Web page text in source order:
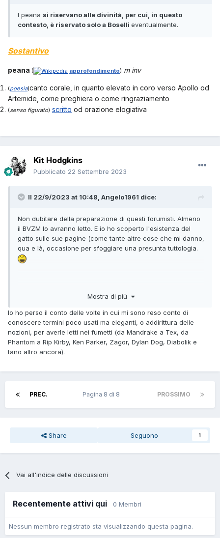
I peana si riservano alle divinità, per cui, in questo
contesto, è riservato solo a Boselli eventualmente.
Sostantivo
peana ( approfondimento) m inv
(poesia)canto corale, in quanto elevato in coro verso Apollo od
Artemide, come preghiera o come ringraziamento
(senso figurato) scritto od orazione elogiativa
Kit Hodgkins
Pubblicato 22 Settembre 2023
Il 22/9/2023 at 10:48, Angelo1961 dice:
Non dubitare della preparazione di questi forumisti. Almeno
il BVZM lo avranno letto. E io ho scoperto l'esistenza del
gatto sulle sue pagine (come tante altre cose che mi danno,
qua e là, occasione per sfoggiare una presunta tuttologia.
Per esempio, di recente ho fatto un figurone citando Escher
Vento)
Per non dimenticare Ambrose Bierce su Ken Parker prima
ancora che su Dampyr (a sua volta fecondo informatore di
tanta letteratura)
Mostra di più
Io ho perso il conto delle volte in cui mi sono reso conto di
conoscere termini poco usati ma eleganti, o addirittura delle
nozioni, per averle letti nei fumetti (da Mandrake a Tex, da
Phantom a Rip Kirby, Ken Parker, Zagor, Dylan Dog, Diabolik e
tano altro ancora).
PREC. PROSSIMO
Pagina 8 di 8
Share Seguono 1
Vai all'indice delle discussioni
Recentemente attivi qui 0 Membri
Nessun membro registrato sta visualizzando questa pagina.